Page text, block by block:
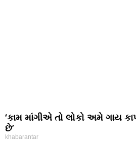
‘કામ માંગીએ તો લોકો અમે ગાય
છે’
khabarantar